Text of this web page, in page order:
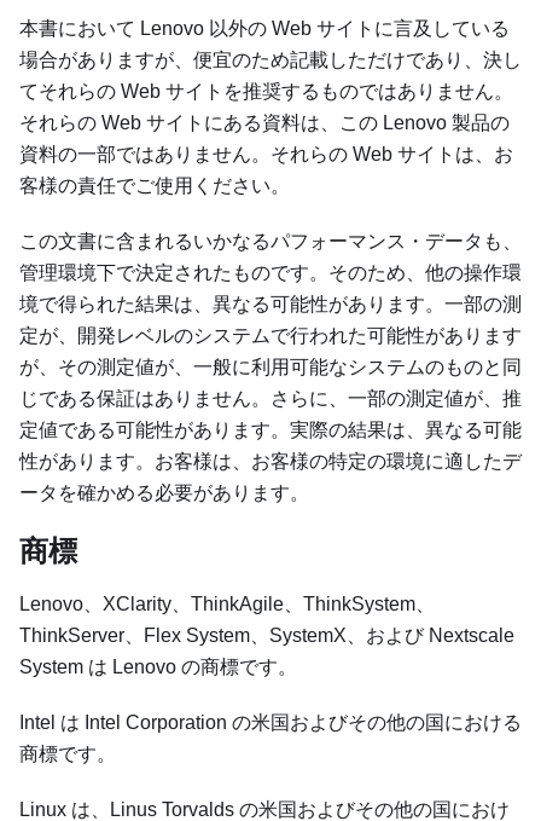
本書において Lenovo 以外の Web サイトに言及している
場合がありますが、便宜のため記載しただけであり、決し
てそれらの Web サイトを推奨するものではありません。
それらの Web サイトにある資料は、この Lenovo 製品の
資料の一部ではありません。それらの Web サイトは、お
客様の責任でご使用ください。
この文書に含まれるいかなるパフォーマンス・データも、
管理環境下で決定されたものです。そのため、他の操作環
境で得られた結果は、異なる可能性があります。一部の測
定が、開発レベルのシステムで行われた可能性があります
が、その測定値が、一般に利用可能なシステムのものと同
じである保証はありません。さらに、一部の測定値が、推
定値である可能性があります。実際の結果は、異なる可能
性があります。お客様は、お客様の特定の環境に適したデ
ータを確かめる必要があります。
商標
Lenovo、XClarity、ThinkAgile、ThinkSystem、
ThinkServer、Flex System、SystemX、および Nextscale
System は Lenovo の商標です。
Intel は Intel Corporation の米国およびその他の国における
商標です。
Linux は、Linus Torvalds の米国およびその他の国におけ